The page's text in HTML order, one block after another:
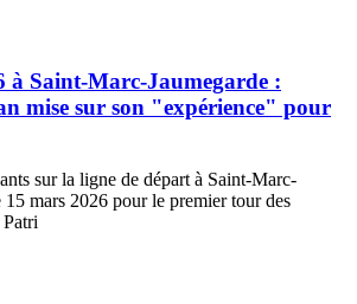
à Saint-Marc-Jaumegarde :
mise sur son "expérience" pour
sur la ligne de départ à Saint-Marc-
15 mars 2026 pour le premier tour des